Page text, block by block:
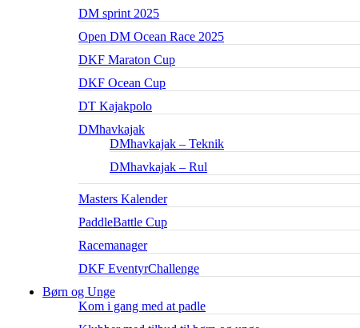
DM sprint 2025
Open DM Ocean Race 2025
DKF Maraton Cup
DKF Ocean Cup
DT Kajakpolo
DMhavkajak
DMhavkajak – Teknik
DMhavkajak – Rul
Masters Kalender
PaddleBattle Cup
Racemanager
DKF EventyrChallenge
Børn og Unge
Kom i gang med at padle